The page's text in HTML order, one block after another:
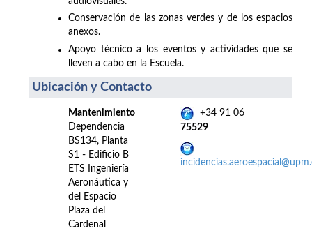
Conservación de las zonas verdes y de los espacios
anexos.
Apoyo técnico a los eventos y actividades que se
lleven a cabo en la Escuela.
Ubicación y Contacto
Mantenimiento
Dependencia
BS134, Planta
S1 - Edificio B
ETS Ingeniería
Aeronáutica y
del Espacio
Plaza del
Cardenal
+34 91 06
75529